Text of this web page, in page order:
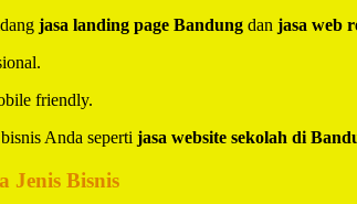
jasa landing page Bandung dan jasa web
friendly.
Anda seperti jasa website sekolah di
Jenis Bisnis